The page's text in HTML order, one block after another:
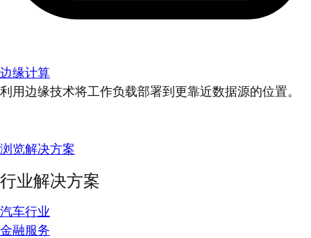
边缘计算
利用边缘技术将工作负载部署到更靠近数据源的位置。
浏览解决方案
行业解决方案
汽车行业
金融服务